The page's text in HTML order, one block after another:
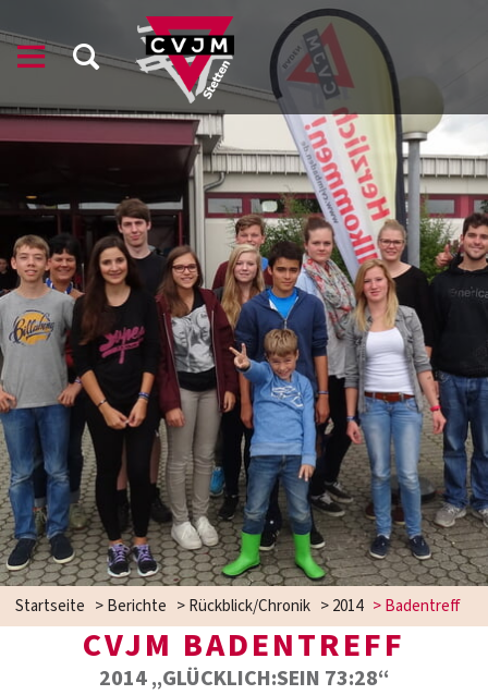
Startseite >Berichte >Rückblick/Chronik >2014 >Badentreff
CVJM BADENTREFF
2014 „GLÜCKLICH:SEIN 73:28“